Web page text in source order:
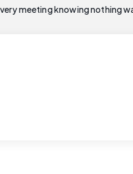
meeting knowing nothing